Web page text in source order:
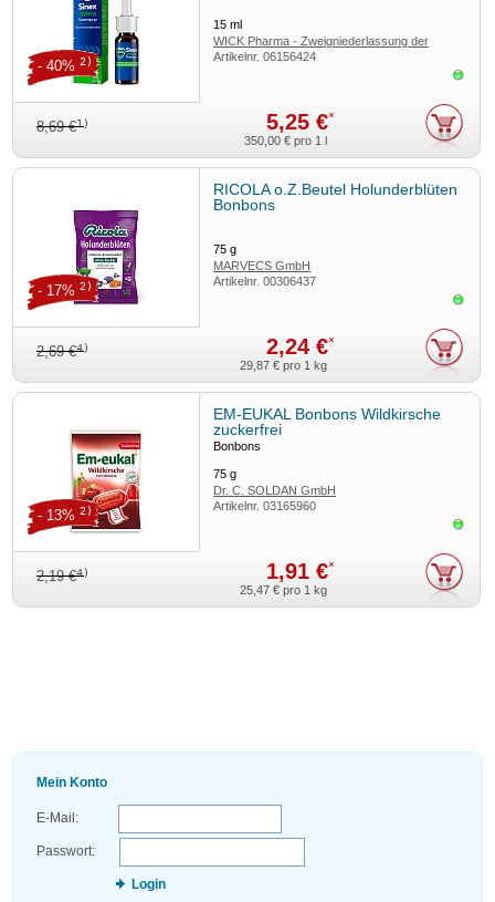
15ml
WICK Pharma - Zweigniederlassung der
Procter & Gamble GmbH
Artikelnr.06156424
8,69 €1) 5,25 €*
- 40% 2)
350,00 € pro 1 l
RICOLA o.Z.Beutel Holunderblüten
Bonbons
75g
MARVECS GmbH
Artikelnr.00306437
2,69 €4) 2,24 €*
- 17% 2)
29,87 € pro 1 kg
EM-EUKAL Bonbons Wildkirsche
zuckerfrei
Bonbons
75g
Dr. C. SOLDAN GmbH
Artikelnr.03165960
2,19 €4) 1,91 €*
- 13% 2)
25,47 € pro 1 kg
Mein Konto
E-Mail:
Passwort:
Login